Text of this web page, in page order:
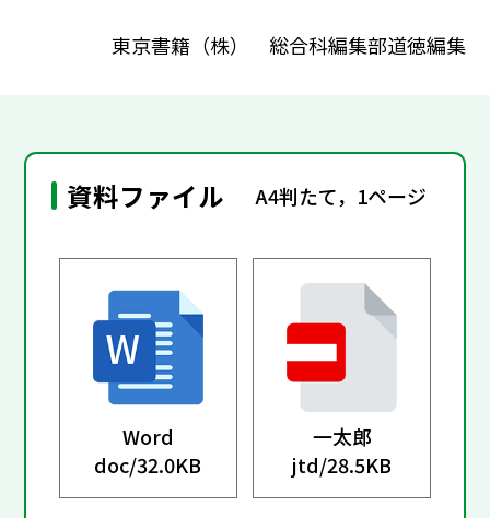
東京書籍（株） 総合科編集部道徳編集
資料ファイル A4判たて，1ページ
Word
doc/32.0KB
一太郎
jtd/28.5KB